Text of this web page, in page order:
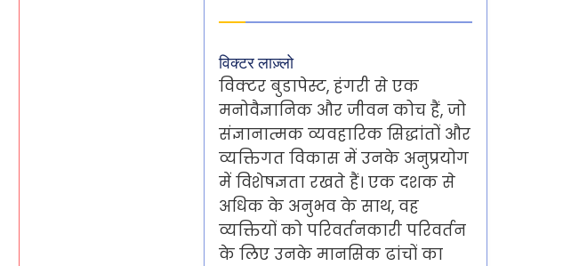
विक्टर लाज़्लो
विक्टर बुडापेस्ट, हंगरी से एक
मनोवैज्ञानिक और जीवन कोच हैं, जो
संज्ञानात्मक व्यवहारिक सिद्धांतों और
व्यक्तिगत विकास में उनके अनुप्रयोग
में विशेषज्ञता रखते हैं। एक दशक से
अधिक के अनुभव के साथ, वह
व्यक्तियों को परिवर्तनकारी परिवर्तन
के लिए उनके मानसिक ढांचों का